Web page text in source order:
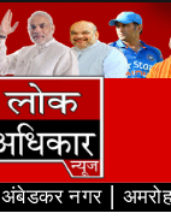
अंबेडकर नगर